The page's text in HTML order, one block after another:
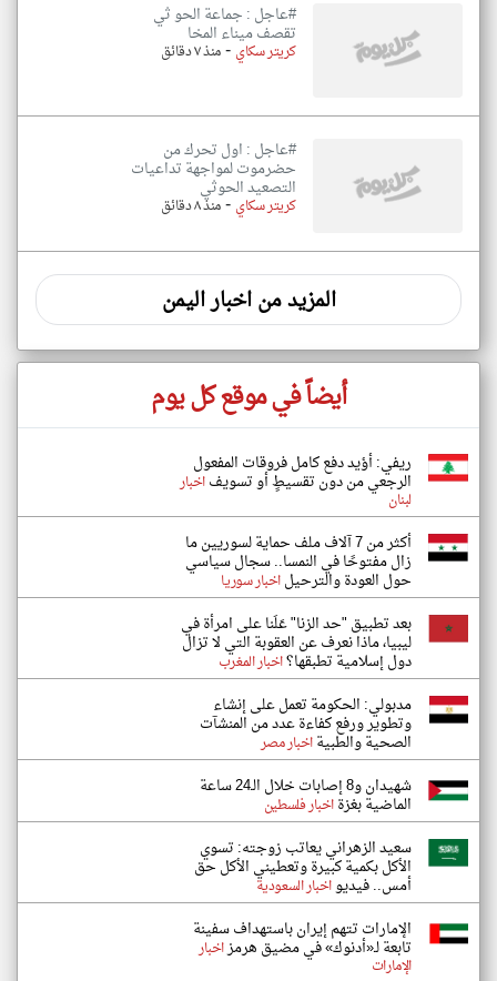
#عاجل : جماعة الحو ثي
تقصف ميناء المخا
كريتر سكاي -منذ ٧ دقائق
#عاجل : اول تحرك من
حضرموت لمواجهة تداعيات
التصعيد الحوثي
كريتر سكاي -منذ ٨ دقائق
المزيد من اخبار اليمن
أيضاً في موقع كل يوم
ريفي: أؤيد دفع كامل فروقات المفعول
الرجعي من دون تقسيطٍ أو تسويفاخبار
لبنان
أكثر من 7 آلاف ملف حماية لسوريين ما
زال مفتوحًا في النمسا.. سجال سياسي
حول العودة والترحيلاخبار سوريا
بعد تطبيق "حد الزنا" عَلَنا على امرأة في
ليبيا، ماذا نعرف عن العقوبة التي لا تزال
دول إسلامية تطبقها؟اخبار المغرب
مدبولي: الحكومة تعمل على إنشاء
وتطوير ورفع كفاءة عدد من المنشآت
الصحية والطبيةاخبار مصر
شهيدان و8 إصابات خلال الـ24 ساعة
الماضية بغزةاخبار فلسطين
سعيد الزهراني يعاتب زوجته: تسوي
الأكل بكمية كبيرة وتعطيني الأكل حق
أمس.. فيديواخبار السعودية
الإمارات تتهم إيران باستهداف سفينة
تابعة لـ«أدنوك» في مضيق هرمزاخبار
الإمارات